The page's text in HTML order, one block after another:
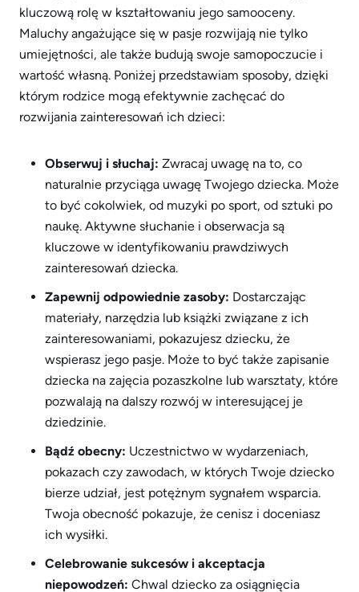
kluczową rolę w kształtowaniu jego samooceny.
Maluchy angażujące się w pasje rozwijają nie tylko
umiejętności, ale także budują swoje samopoczucie i
wartość własną. Poniżej przedstawiam sposoby, dzięki
którym rodzice mogą efektywnie zachęcać do
rozwijania zainteresowań ich dzieci:
Obserwuj i słuchaj: Zwracaj uwagę na to, co
naturalnie przyciąga uwagę Twojego dziecka. Może
to być cokolwiek, od muzyki po sport, od sztuki po
naukę. Aktywne słuchanie i obserwacja są
kluczowe w identyfikowaniu prawdziwych
zainteresowań dziecka.
Zapewnij odpowiednie zasoby: Dostarczając
materiały, narzędzia lub książki związane z ich
zainteresowaniami, pokazujesz dziecku, że
wspierasz jego pasje. Może to być także zapisanie
dziecka na zajęcia pozaszkolne lub warsztaty, które
pozwalają na dalszy rozwój w interesującej je
dziedzinie.
Bądź obecny: Uczestnictwo w wydarzeniach,
pokazach czy zawodach, w których Twoje dziecko
bierze udział, jest potężnym sygnałem wsparcia.
Twoja obecność pokazuje, że cenisz i doceniasz
ich wysiłki.
Celebrowanie sukcesów i akceptacja
niepowodzeń: Chwal dziecko za osiągnięcia